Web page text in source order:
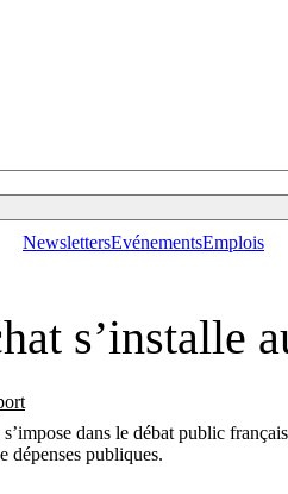
NewslettersEvénementsEmplois
s’installe
dans le débat public
dépenses publiques.